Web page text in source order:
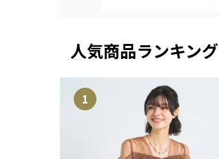
人気商品ランキング